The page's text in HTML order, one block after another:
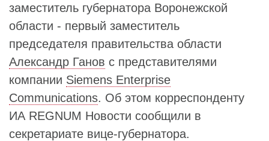
заместитель губернатора Воронежской
области - первый заместитель
председателя правительства области
Александр Ганов с представителями
компании Siemens Enterprise
Communications. Об этом корреспонденту
ИА REGNUM Новости сообщили в
секретариате вице-губернатора.